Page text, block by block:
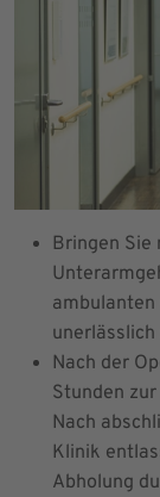
Bringen Sie
ambulanten
unerlässlich
Nach der
Stunden
Nach
Klinik
Abholung